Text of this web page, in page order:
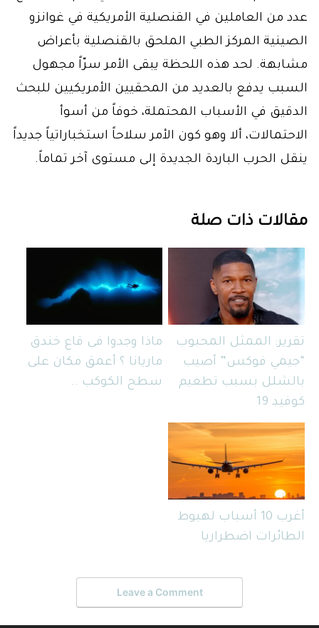
عدد من العاملين في القنصلية الأمريكية في غوانزو
الصينية المركز الطبي الملحق بالقنصلية بأعراض
مشابهة. لحد هذه اللحظة يبقى الأمر سرّاً مجهول
السبب يدفع بالعديد من المحقيين الأمريكيين للبحث
الدقيق في الأسباب المحتملة، خوفاً من أسوأ
الاحتمالات، ألا وهو كون الأمر سلاحاً استخباراتياً جديداً
ينقل الحرب الباردة الجديدة إلى مستوى آخر تماماً.
مقالات ذات صلة
تقرير: الممثل المحبوب
“جيمي فوكس” أصيب
بالشلل بسبب تطعيم
كوفيد 19
ماذا وجدوا فى قاع خندق
ماريانا ؟ أعمق مكان على
سطح الكوكب ..
أغرب 10 أسباب لهبوط
الطائرات اضطراريا
Leave a Comment